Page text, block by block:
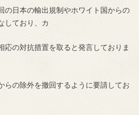
の日本の輸出規制やホワイト国からの
しており、カ
応の対抗措置を取ると発言しておりま
らの除外を撤回するように要請してお